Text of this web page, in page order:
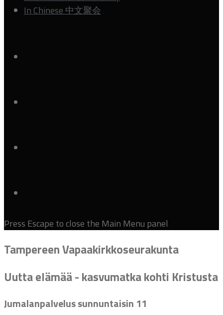
In Chinese 中文聚会
Press Escape to close the Main Menu panel
Tampereen Vapaakirkkoseurakunta
Uutta elämää - kasvumatka kohti Kristusta
Jumalanpalvelus sunnuntaisin 11